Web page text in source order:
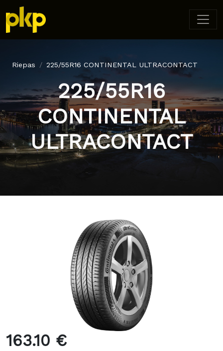
Riepas 225/55R16 CONTINENTAL ULTRACONTACT
225/55R16
CONTINENTAL
ULTRACONTACT
163.10 €